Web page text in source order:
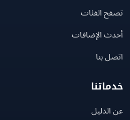
الفئات
الإضافات
بنا